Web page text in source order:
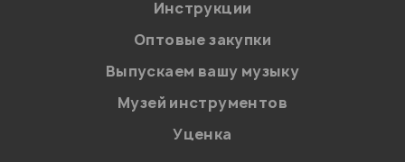
Инструкции
Оптовые закупки
Выпускаем вашу музыку
Музей инструментов
Уценка